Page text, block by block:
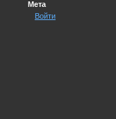
Мета
Войти